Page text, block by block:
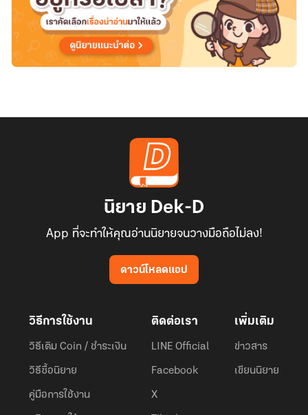
นิยาย Dek-D
App ที่จะทำให้คุณอ่านนิยายจนวางมือถือไม่ลง!
ดาวน์โหลดแอป
วิธีการใช้งาน
วิธีเติม Coin / ชำระเงิน
วิธีซื้อนิยาย
คู่มือการใช้งาน
ติดต่อเรา
LINE Official
Facebook
X
เพิ่มเติม
ข่าวสาร
เขียนนิยาย